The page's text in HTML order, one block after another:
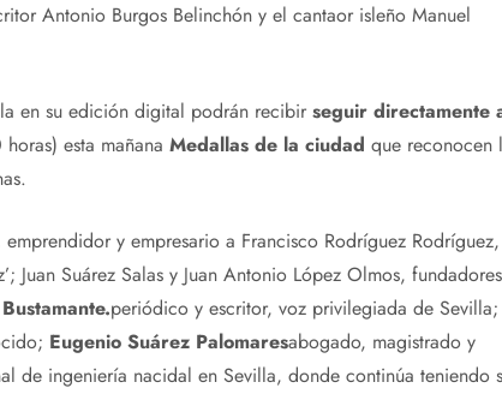
Antonio Burgos Belinchón y el cantaor isleño Manuel
en su edición digital podrán recibir seguir directamente
esta mañana Medallas de la ciudad que reconocen
y empresario a Francisco Rodríguez Rodríguez,
Juan Suárez Salas y Juan Antonio López Olmos, fundadores
periódico y escritor, voz privilegiada de Sevilla;
Eugenio Suárez Palomaresabogado, magistrado y
de ingeniería nacidal en Sevilla, donde continúa teniendo